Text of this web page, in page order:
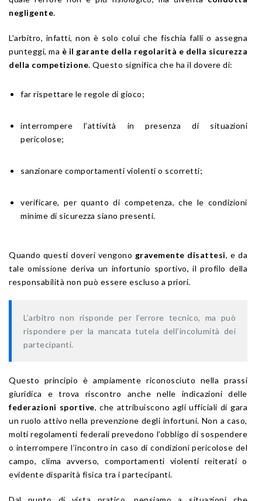
negligente.
L’arbitro, infatti, non è solo colui che fischia falli o assegna
punteggi, ma è il garante della regolarità e della sicurezza
della competizione. Questo significa che ha il dovere di:
far rispettare le regole di gioco;
interrompere l’attività in presenza di situazioni
pericolose;
sanzionare comportamenti violenti o scorretti;
verificare, per quanto di competenza, che le condizioni
minime di sicurezza siano presenti.
Quando questi doveri vengono gravemente disattesi, e da
tale omissione deriva un infortunio sportivo, il profilo della
responsabilità non può essere escluso a priori.
L’arbitro non risponde per l’errore tecnico, ma può
rispondere per la mancata tutela dell’incolumità dei
partecipanti.
Questo principio è ampiamente riconosciuto nella prassi
giuridica e trova riscontro anche nelle indicazioni delle
federazioni sportive, che attribuiscono agli ufficiali di gara
un ruolo attivo nella prevenzione degli infortuni. Non a caso,
molti regolamenti federali prevedono l’obbligo di sospendere
o interrompere l’incontro in caso di condizioni pericolose del
campo, clima avverso, comportamenti violenti reiterati o
evidente disparità fisica tra i partecipanti.